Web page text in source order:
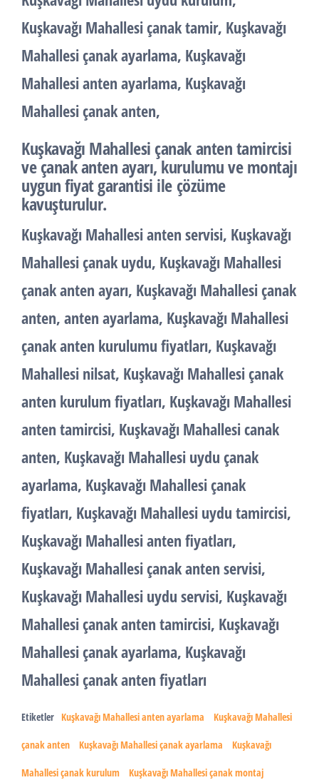
Kuşkavağı Mahallesi çanak tamir, Kuşkavağı
Mahallesi çanak ayarlama, Kuşkavağı
Mahallesi anten ayarlama, Kuşkavağı
Mahallesi çanak anten,
Kuşkavağı Mahallesi çanak anten tamircisi
ve çanak anten ayarı, kurulumu ve montajı
uygun fiyat garantisi ile çözüme
kavuşturulur.
Kuşkavağı Mahallesi anten servisi, Kuşkavağı
Mahallesi çanak uydu, Kuşkavağı Mahallesi
çanak anten ayarı, Kuşkavağı Mahallesi çanak
anten, anten ayarlama, Kuşkavağı Mahallesi
çanak anten kurulumu fiyatları, Kuşkavağı
Mahallesi nilsat, Kuşkavağı Mahallesi çanak
anten kurulum fiyatları, Kuşkavağı Mahallesi
anten tamircisi, Kuşkavağı Mahallesi canak
anten, Kuşkavağı Mahallesi uydu çanak
ayarlama, Kuşkavağı Mahallesi çanak
fiyatları, Kuşkavağı Mahallesi uydu tamircisi,
Kuşkavağı Mahallesi anten fiyatları,
Kuşkavağı Mahallesi çanak anten servisi,
Kuşkavağı Mahallesi uydu servisi, Kuşkavağı
Mahallesi çanak anten tamircisi, Kuşkavağı
Mahallesi çanak ayarlama, Kuşkavağı
Mahallesi çanak anten fiyatları
Etiketler Kuşkavağı Mahallesi anten ayarlama Kuşkavağı Mahallesi
çanak anten Kuşkavağı Mahallesi çanak ayarlama Kuşkavağı
Mahallesi çanak kurulum Kuşkavağı Mahallesi çanak montaj